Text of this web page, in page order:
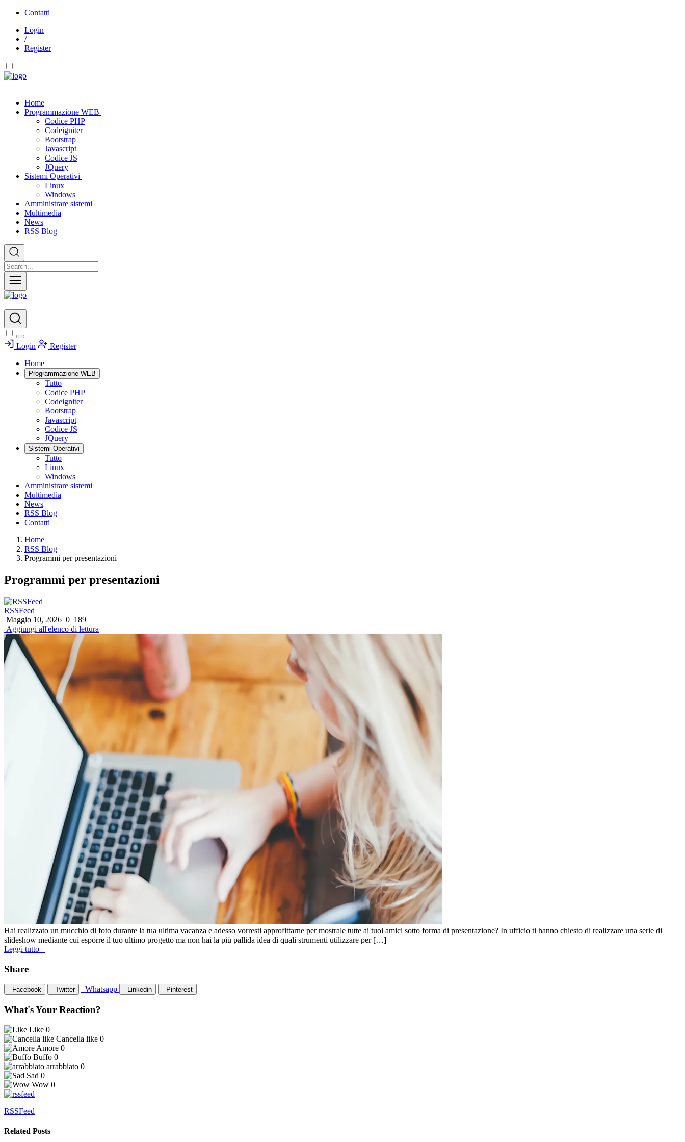
Contatti
Login
/
Register
Home
Programmazione WEB
Codice PHP
Codeigniter
Bootstrap
Javascript
Codice JS
JQuery
Sistemi Operativi
Linux
Windows
Amministrare sistemi
Multimedia
News
RSS Blog
Login
Register
Home
Programmazione WEB
Tutto
Codice PHP
Codeigniter
Bootstrap
Javascript
Codice JS
JQuery
Sistemi Operativi
Tutto
Linux
Windows
Amministrare sistemi
Multimedia
News
RSS Blog
Contatti
Home
RSS Blog
Programmi per presentazioni
Programmi per presentazioni
RSSFeed
Maggio 10, 2026 0 189
Aggiungi all'elenco di lettura
Hai realizzato un mucchio di foto durante la tua ultima vacanza e adesso vorresti approfittarne per mostrale tutte ai tuoi amici sotto forma di presentazione? In ufficio ti hanno chiesto di realizzare una serie di
slideshow mediante cui esporre il tuo ultimo progetto ma non hai la più pallida idea di quali strumenti utilizzare per […]
Leggi tutto
Share
Facebook Twitter Whatsapp Linkedin Pinterest
What's Your Reaction?
Like 0
Cancella like 0
Amore 0
Buffo 0
arrabbiato 0
Sad 0
Wow 0
RSSFeed
Related Posts